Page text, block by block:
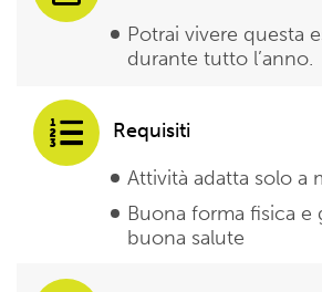
Potrai vivere questa
durante tutto l’anno.
Requisiti
Attività adatta solo a
Buona forma fisica e
buona salute